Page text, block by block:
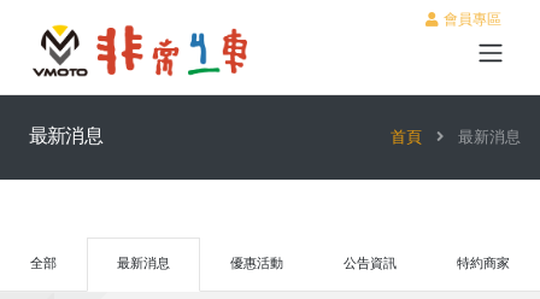
會員專區
最新消息 首頁 最新消息
全部 最新消息 優惠活動 公告資訊 特約商家